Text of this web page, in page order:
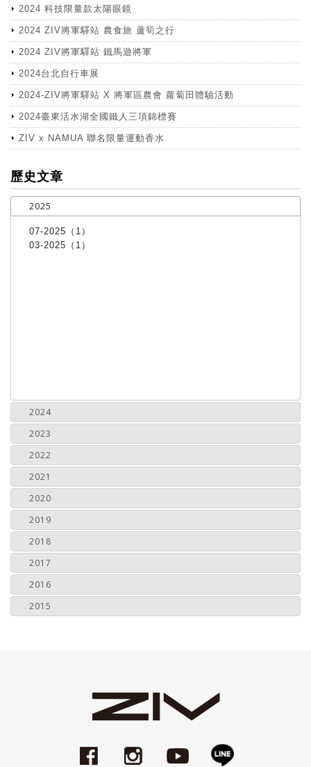
2024 科技限量款太陽眼鏡
2024 ZIV將軍驛站 農食旅 蘆筍之行
2024 ZIV將軍驛站 鐵馬遊將軍
2024台北自行車展
2024-ZIV將軍驛站 X 將軍區農會 蘿蔔田體驗活動
2024臺東活水湖全國鐵人三項錦標賽
ZIV x NAMUA 聯名限量運動香水
more
歷史文章
2025
07-2025（1）
03-2025（1）
2024
2023
2022
2021
2020
2019
2018
2017
2016
2015